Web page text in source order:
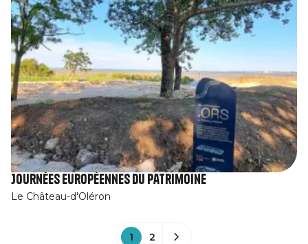
Journées Européennes du Patrimoine
Le Château-d'Oléron
1 2